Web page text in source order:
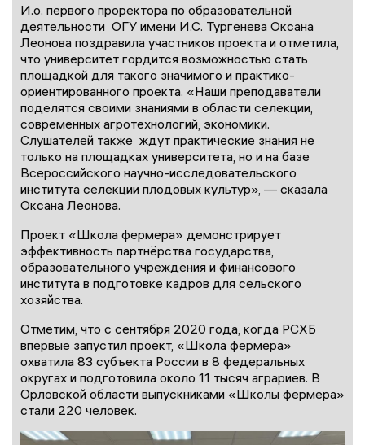
И.о. первого проректора по образовательной
деятельности ОГУ имени И.С. Тургенева Оксана
Леонова поздравила участников проекта и отметила,
что университет гордится возможностью стать
площадкой для такого значимого и практико-
ориентированного проекта. «Наши преподаватели
поделятся своими знаниями в области селекции,
современных агротехнологий, экономики.
Слушателей также ждут практические знания не
только на площадках университета, но и на базе
Всероссийского научно-исследовательского
института селекции плодовых культур», — сказала
Оксана Леонова.
Проект «Школа фермера» демонстрирует
эффективность партнёрства государства,
образовательного учреждения и финансового
института в подготовке кадров для сельского
хозяйства.
Отметим, что с сентября 2020 года, когда РСХБ
впервые запустил проект, «Школа фермера»
охватила 83 субъекта России в 8 федеральных
округах и подготовила около 11 тысяч аграриев. В
Орловской области выпускниками «Школы фермера»
стали 220 человек.